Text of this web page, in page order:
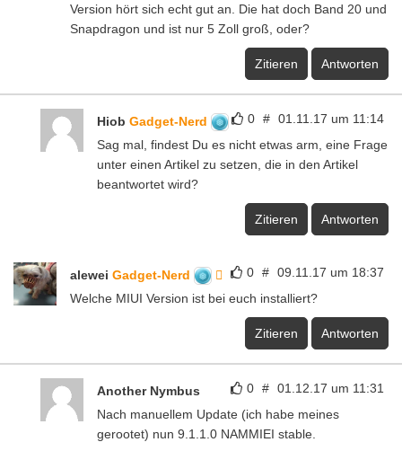
Version hört sich echt gut an. Die hat doch Band 20 und
Snapdragon und ist nur 5 Zoll groß, oder?
Zitieren Antworten
0 # 01.11.17 um 11:14
Hiob Gadget-Nerd
Sag mal, findest Du es nicht etwas arm, eine Frage
unter einen Artikel zu setzen, die in den Artikel
beantwortet wird?
Zitieren Antworten
0 # 09.11.17 um 18:37
alewei Gadget-Nerd
Welche MIUI Version ist bei euch installiert?
Zitieren Antworten
0 # 01.12.17 um 11:31
Another Nymbus
Nach manuellem Update (ich habe meines
gerootet) nun 9.1.1.0 NAMMIEI stable.